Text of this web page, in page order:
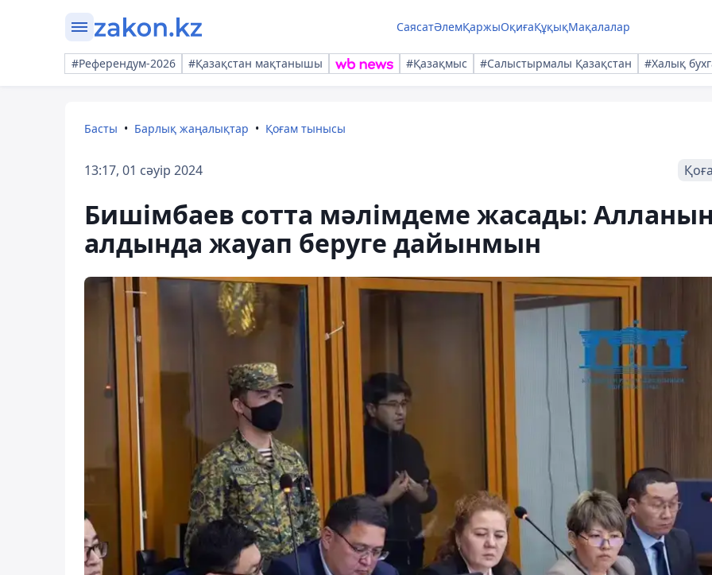
СаясатӘлемҚаржыОқиғаҚұқықМақалалар
#Референдум-2026 #Қазақстан мақтанышы #Қазақмыс #Салыстырмалы Қазақстан #Халық
Басты Барлық жаңалықтар Қоғам тынысы
13:17, 01 сәуір 2024
Бишімбаев сотта мәлімдеме жасады:
алдында жауап беруге дайынмын